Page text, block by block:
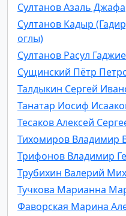
Султанов Азаль
Султанов Кадыр
оглы)
Султанов Расул
Сущинский Пётр
Талдыкин Сергей
Танатар Иосиф
Тесаков Алексей
Тихомиров Владимир
Трифонов Владимир
Трубихин Валерий
Тучкова Марианна
Фаворская Марина